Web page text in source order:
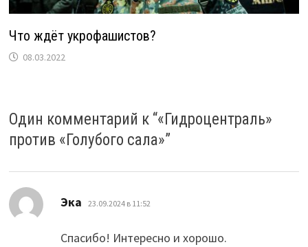
Что ждёт укрофашистов?
08.03.2022
Один комментарий к “«Гидроцентраль»
против «Голубого сала»”
Эка 23.09.2024 в 11:52
Спасибо! Интересно и хорошо.